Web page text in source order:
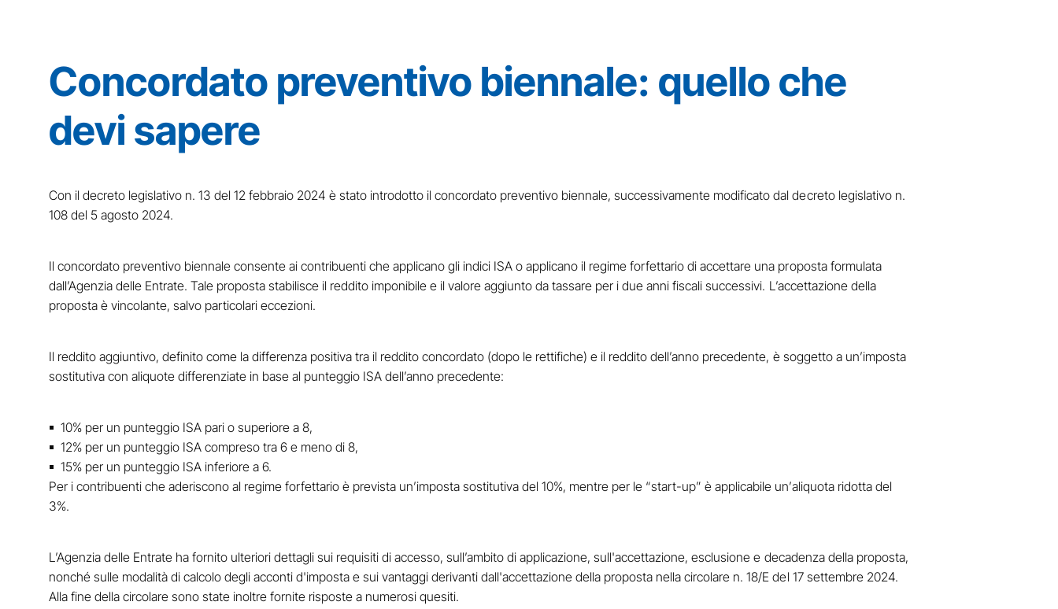
Concordato preventivo biennale: quello che
devi sapere
Con il decreto legislativo n. 13 del 12 febbraio 2024 è stato introdotto il concordato preventivo biennale, successivamente modificato dal decreto legislativo n.
108 del 5 agosto 2024.
Il concordato preventivo biennale consente ai contribuenti che applicano gli indici ISA o applicano il regime forfettario di accettare una proposta formulata
dall’Agenzia delle Entrate. Tale proposta stabilisce il reddito imponibile e il valore aggiunto da tassare per i due anni fiscali successivi. L’accettazione della
proposta è vincolante, salvo particolari eccezioni.
Il reddito aggiuntivo, definito come la differenza positiva tra il reddito concordato (dopo le rettifiche) e il reddito dell’anno precedente, è soggetto a un’imposta
sostitutiva con aliquote differenziate in base al punteggio ISA dell’anno precedente:
10% per un punteggio ISA pari o superiore a 8,
12% per un punteggio ISA compreso tra 6 e meno di 8,
15% per un punteggio ISA inferiore a 6.
Per i contribuenti che aderiscono al regime forfettario è prevista un’imposta sostitutiva del 10%, mentre per le “start-up” è applicabile un’aliquota ridotta del
3%.
L’Agenzia delle Entrate ha fornito ulteriori dettagli sui requisiti di accesso, sull’ambito di applicazione, sull'accettazione, esclusione e decadenza della proposta,
nonché sulle modalità di calcolo degli acconti d'imposta e sui vantaggi derivanti dall'accettazione della proposta nella circolare n. 18/E del 17 settembre 2024.
Alla fine della circolare sono state inoltre fornite risposte a numerosi quesiti.